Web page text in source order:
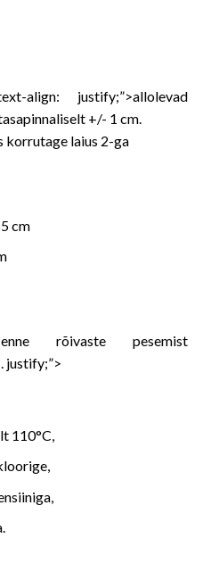
align: justify;”>allolevad
+/- 1 cm.
korrutage laius 2-ga
cm
rõivaste pesemist
. justify;”>
110°C,